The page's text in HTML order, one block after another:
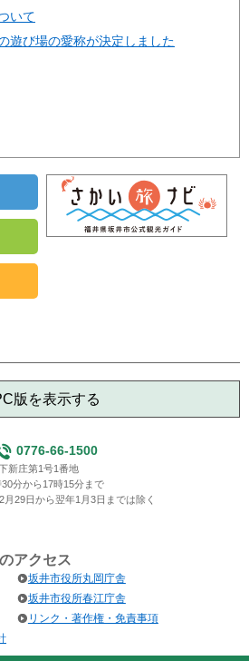
いて
遊び場の愛称が決定しました
版を表示する
0776-66-1500
新庄第1号1番地
分から17時15分まで
29日から翌年1月3日までは除く
アクセス
坂井市役所丸岡庁舎
坂井市役所春江庁舎
リンク・著作権・免責事項